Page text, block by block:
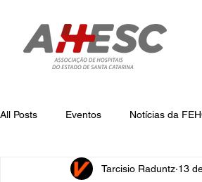
All Posts Eventos Notícias da
Notícias da AHESC
Tarcisio Raduntz 13